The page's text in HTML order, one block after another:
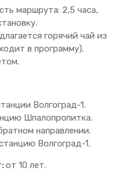
маршрута: 2,5 часа,
горячий чай из
в программу).
Волгоград-1.
Шпалопропитка.
направлении.
Волгоград-1.
от 10 лет.